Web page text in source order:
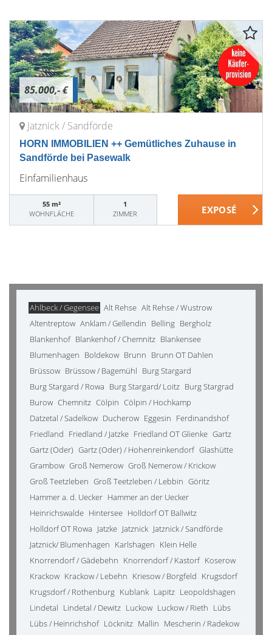
85.000,- €
Jatznick / Sandförde
HORN IMMOBILIEN ++ Gemütliches Zuhause in
Sandförde bei Pasewalk
Einfamilienhaus
55 m²
WOHNFLÄCHE
1
ZIMMER
Ahlbeck / Gegensee Alt Rehse Alt Rehse / Wustrow
Altentreptow Anklam / Gellendin Belling Bergholz
Blankenhof Blankenhof / Chemnitz Blankensee
Blumenhagen Boldekow Brunn Brunn OT Dahlen
Brüssow Brüssow / Bagemühl Burg Stargard
Burg Stargard / Rowa Burg Stargard/ Loitz Burg Stargrad
Burow Chemnitz Cölpin Cölpin / Hochkamp
Datzetal / Sadelkow Ducherow Eggesin Ferdinandshof
Friedland Friedland / Jatzke Friedland OT Glienke Gartz
Gartz (Oder) Gartz (Oder) / Hohenreinkendorf Glashütte
Grambow Groß Nemerow Groß Nemerow / Krickow
Groß Teetzleben Groß Teetzleben / Lebbin Göritz
Hammer a. d. Uecker Hammer an der Uecker
Heinrichswalde Hintersee Holldorf OT Ballwitz
Holldorf OT Rowa Jatzke Jatznick Jatznick / Sandförde
Jatznick/ Blumenhagen Karlshagen Klein Helle
Knorrendorf / Gädebehn Knorrendorf / Kastorf Koserow
Krackow Krackow / Lebehn Kriesow / Borgfeld Krugsdorf
Krugsdorf / Rothenburg Kublank Lapitz Leopoldshagen
Lindetal Lindetal / Dewitz Luckow Luckow / Rieth Lübs
Lübs / Heinrichshof Löcknitz Mallin Mescherin / Radekow